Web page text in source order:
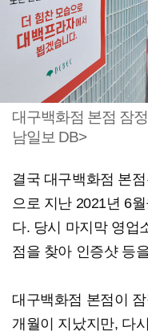
대구백화점 본점 잠
남일보 DB>
결국 대구백화점 본
으로 지난 2021년 6
다. 당시 마지막 영업
점을 찾아 인증샷 등
대구백화점 본점이
개월이 지났지만, 다